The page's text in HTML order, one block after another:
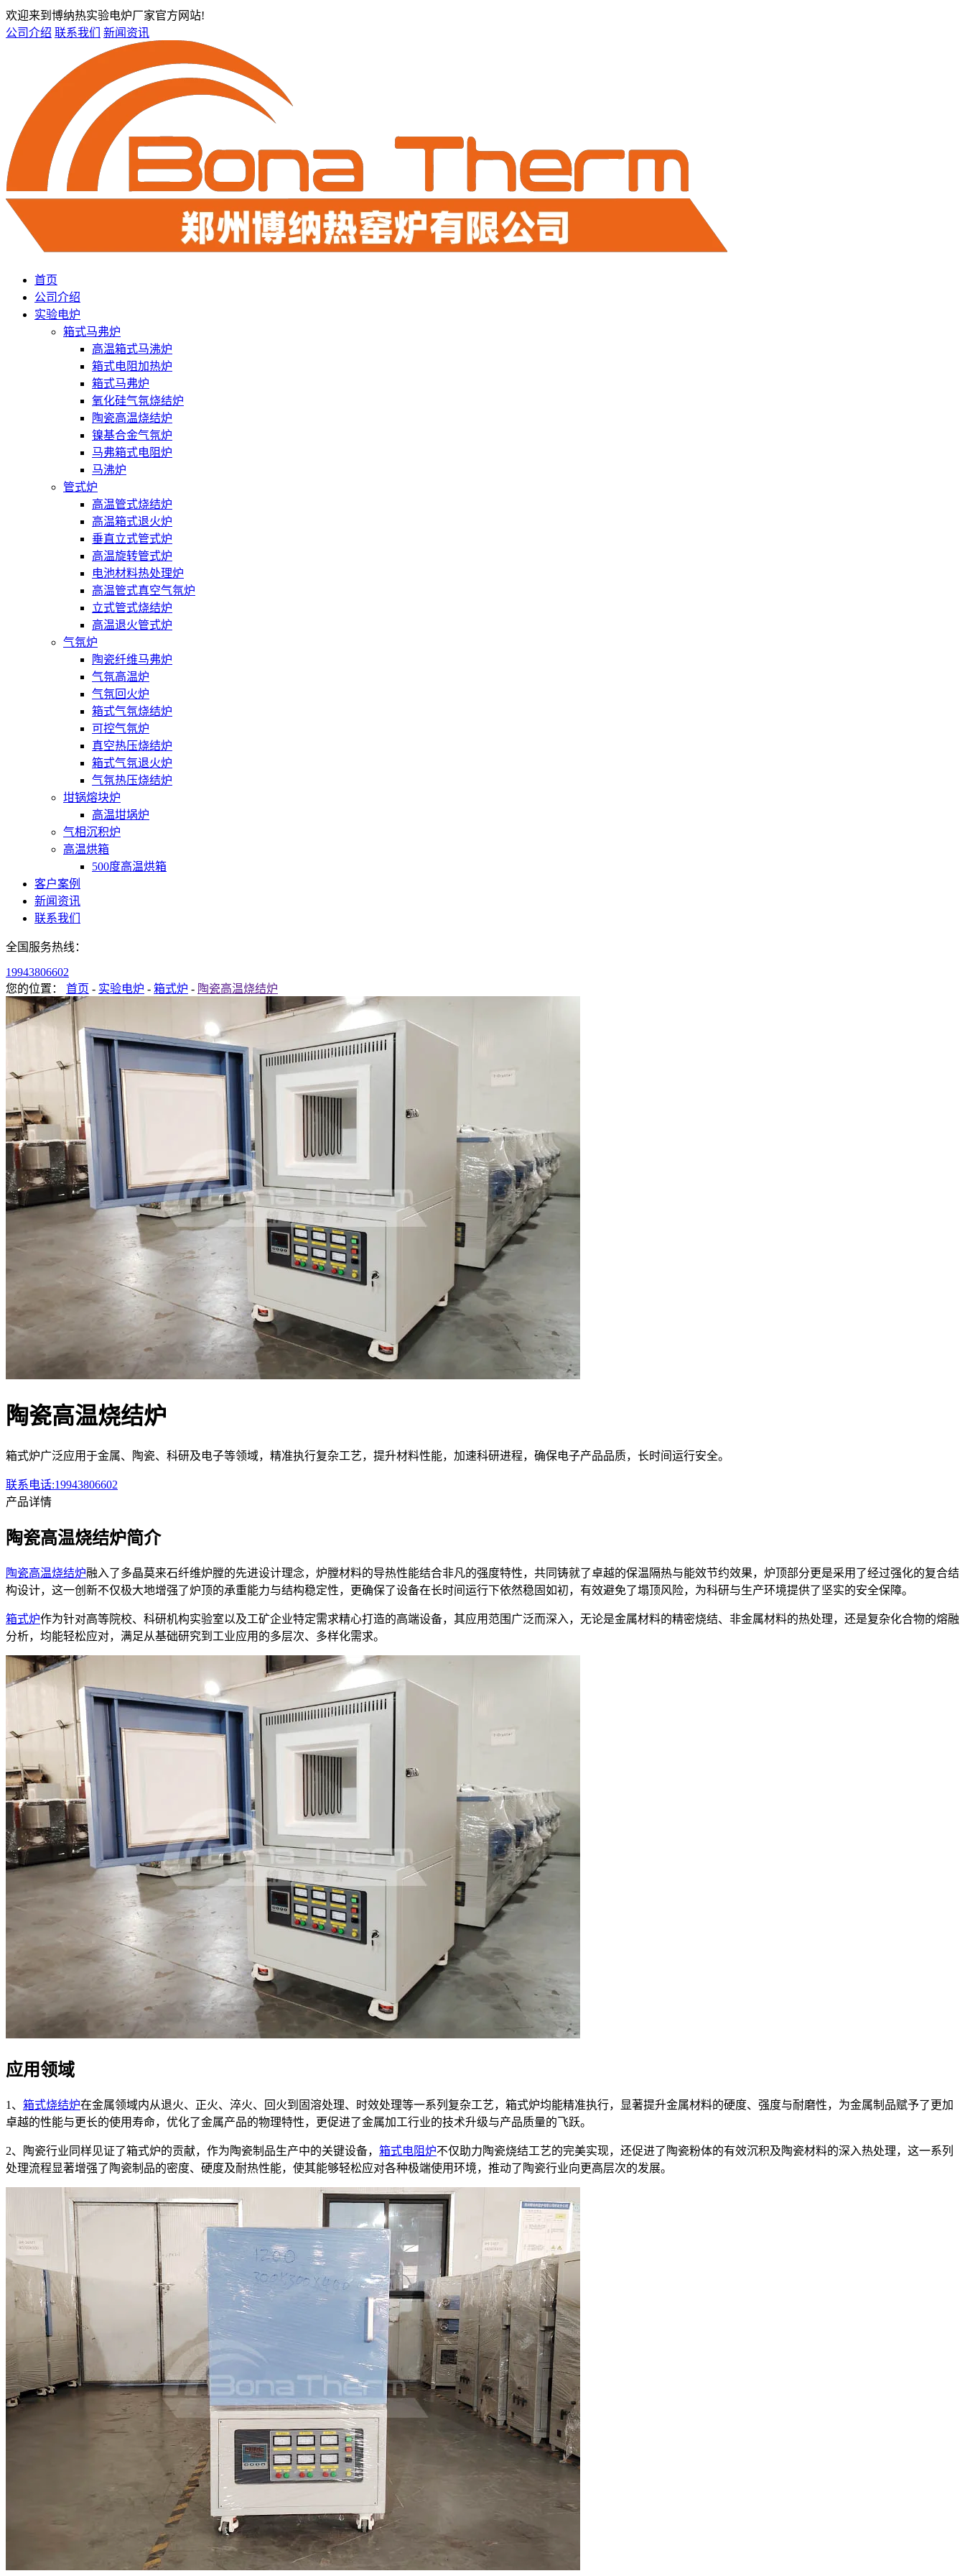
欢迎来到博纳热实验电炉厂家官方网站!
公司介绍 联系我们 新闻资讯
首页
公司介绍
实验电炉
箱式马弗炉
高温箱式马沸炉
箱式电阻加热炉
箱式马弗炉
氧化硅气氛烧结炉
陶瓷高温烧结炉
镍基合金气氛炉
马弗箱式电阻炉
马沸炉
管式炉
高温管式烧结炉
高温箱式退火炉
垂直立式管式炉
高温旋转管式炉
电池材料热处理炉
高温管式真空气氛炉
立式管式烧结炉
高温退火管式炉
气氛炉
陶瓷纤维马弗炉
气氛高温炉
气氛回火炉
箱式气氛烧结炉
可控气氛炉
真空热压烧结炉
箱式气氛退火炉
气氛热压烧结炉
坩锅熔块炉
高温坩埚炉
气相沉积炉
高温烘箱
500度高温烘箱
客户案例
新闻资讯
联系我们
全国服务热线：
19943806602
您的位置： 首页 - 实验电炉 - 箱式炉 - 陶瓷高温烧结炉
陶瓷高温烧结炉
箱式炉广泛应用于金属、陶瓷、科研及电子等领域，精准执行复杂工艺，提升材料性能，加速科研进程，确保电子产品品质，长时间运行安全。
联系电话:19943806602
产品详情
陶瓷高温烧结炉简介
陶瓷高温烧结炉融入了多晶莫来石纤维炉膛的先进设计理念，炉膛材料的导热性能结合非凡的强度特性，共同铸就了卓越的保温隔热与能效节约效果，炉顶部分更是采用了经过强化的复合结
构设计，这一创新不仅极大地增强了炉顶的承重能力与结构稳定性，更确保了设备在长时间运行下依然稳固如初，有效避免了塌顶风险，为科研与生产环境提供了坚实的安全保障。
箱式炉作为针对高等院校、科研机构实验室以及工矿企业特定需求精心打造的高端设备，其应用范围广泛而深入，无论是金属材料的精密烧结、非金属材料的热处理，还是复杂化合物的熔融
分析，均能轻松应对，满足从基础研究到工业应用的多层次、多样化需求。
应用领域
1、 箱式烧结炉在金属领域内从退火、正火、淬火、回火到固溶处理、时效处理等一系列复杂工艺，箱式炉均能精准执行，显著提升金属材料的硬度、强度与耐磨性，为金属制品赋予了更加
卓越的性能与更长的使用寿命，优化了金属产品的物理特性，更促进了金属加工行业的技术升级与产品质量的飞跃。
2、陶瓷行业同样见证了箱式炉的贡献，作为陶瓷制品生产中的关键设备， 箱式电阻炉不仅助力陶瓷烧结工艺的完美实现，还促进了陶瓷粉体的有效沉积及陶瓷材料的深入热处理，这一系列
处理流程显著增强了陶瓷制品的密度、硬度及耐热性能，使其能够轻松应对各种极端使用环境，推动了陶瓷行业向更高层次的发展。